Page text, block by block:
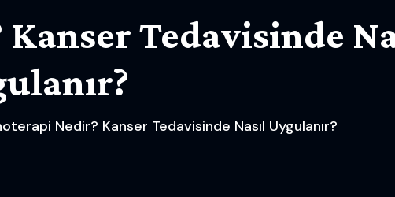
Tedavisinde
Nedir? Kanser Tedavisinde Nasıl Uygulanır?